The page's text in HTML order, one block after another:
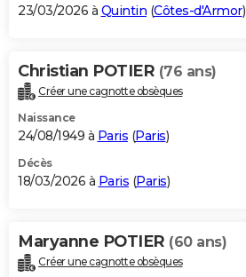
23/03/2026 à Quintin (Côtes-d'Armor)
Christian POTIER (76 ans)
Créer une cagnotte obsèques
Naissance
24/08/1949 à Paris (Paris)
Décès
18/03/2026 à Paris (Paris)
Maryanne POTIER (60 ans)
Créer une cagnotte obsèques